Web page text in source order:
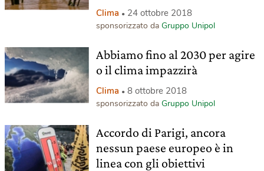
Clima 24 ottobre 2018
sponsorizzato da Gruppo Unipol
Abbiamo fino al 2030 per agire
o il clima impazzirà
Clima 8 ottobre 2018
sponsorizzato da Gruppo Unipol
Accordo di Parigi, ancora
nessun paese europeo è in
linea con gli obiettivi